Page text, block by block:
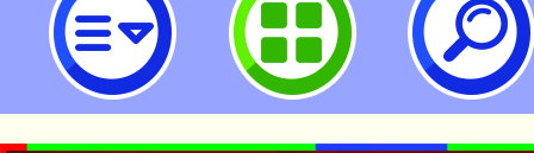
為家而煮」食譜徵件活動-桃園市